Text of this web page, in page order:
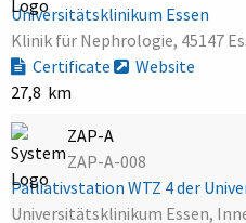
Universitätsklinikum Essen
Klinik für Nephrologie, 45147
Certificate
Website
27,8 km
ZAP-A
ZAP-A-008
Palliativstation WTZ 4 der
Universitätsklinikum Essen,